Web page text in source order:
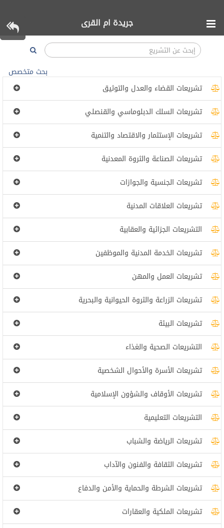
جريدة ام القرى
بحث متخصص
تشريعات القضاء والعدل والتوثيق
تشريعات السلك الدبلوماسي والقنصلي
تشريعات الإستثمار والاقتصاد والتنمية
تشريعات الصناعة والثروة المعدنية
تشريعات الجنسية والجوازات
تشريعات العلاقات المدنية
التشريعات الجزائية والعقابية
تشريعات الخدمة المدنية والموظفين
تشريعات العمل والمهن
تشريعات الزراعة والثروة الحيوانية والبحرية
تشريعات البيئة
التشريعات الصحية والغذاء
تشريعات الأسرة والأحوال الشخصية
تشريعات الأوقاف والشؤون الإسلامية
التشريعات التعليمية
تشريعات الرياضة والشباب
تشريعات الثقافة والفنون والآداب
تشريعات الشرطة والحماية والأمن والدفاع
تشريعات الملكية والعقارات